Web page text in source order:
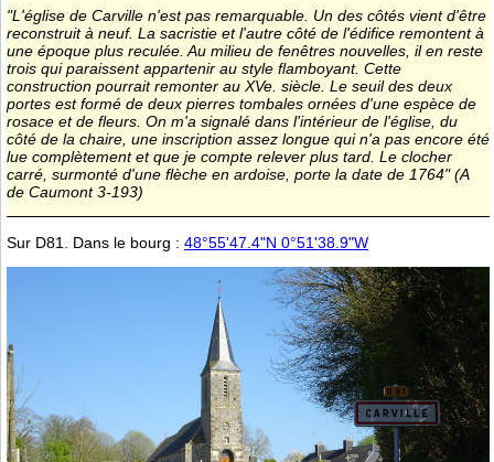
"L'église de Carville n'est pas remarquable. Un des côtés vient d'être
reconstruit à neuf. La sacristie et l'autre côté de l'édifice remontent à
une époque plus reculée. Au milieu de fenêtres nouvelles, il en reste
trois qui paraissent appartenir au style flamboyant. Cette
construction pourrait remonter au XVe. siècle. Le seuil des deux
portes est formé de deux pierres tombales ornées d'une espèce de
rosace et de fleurs. On m'a signalé dans l'intérieur de l'église, du
côté de la chaire, une inscription assez longue qui n'a pas encore été
lue complètement et que je compte relever plus tard. Le clocher
carré, surmonté d'une flèche en ardoise, porte la date de 1764" (A
de Caumont 3-193)
Sur D81. Dans le bourg : 48°55'47.4"N 0°51'38.9"W